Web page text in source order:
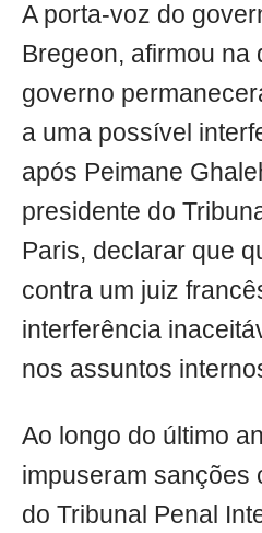
A porta-voz do
Bregeon, afirmou na
governo
a uma possível
após Peimane
presidente do
Paris, declarar que
contra um juiz
interferência
nos assuntos
Ao longo do último
impuseram sanções
do Tribunal Penal